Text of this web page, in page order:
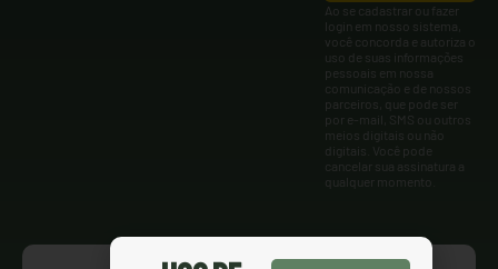
Ao se cadastrar ou fazer
login em nosso sistema,
você concorda e autoriza o
uso de suas informações
pessoais em nossa
comunicação e de nossos
parceiros, que pode ser
por e-mail, SMS ou outros
meios digitais ou não
digitais. Você pode
cancelar sua assinatura a
qualquer momento.